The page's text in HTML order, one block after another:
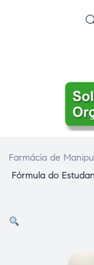
Farmácia de
Fórmula do